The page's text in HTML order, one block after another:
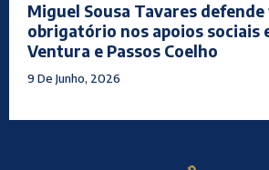
Miguel Sousa Tavares
obrigatório nos apoios sociais
Ventura e Passos Coelho
9 De Junho, 2026